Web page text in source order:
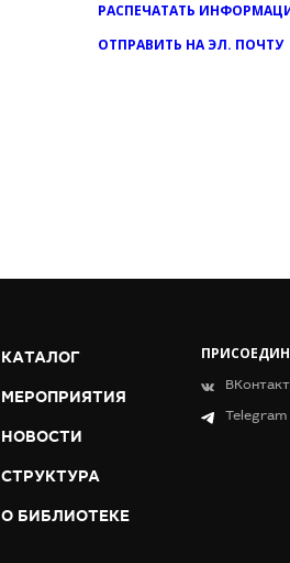
РАСПЕЧАТАТЬ
ОТПРАВИТЬ НА ЭЛ. ПОЧТУ
КАТАЛОГ
МЕРОПРИЯТИЯ
НОВОСТИ
СТРУКТУРА
О БИБЛИОТЕКЕ
Telegram